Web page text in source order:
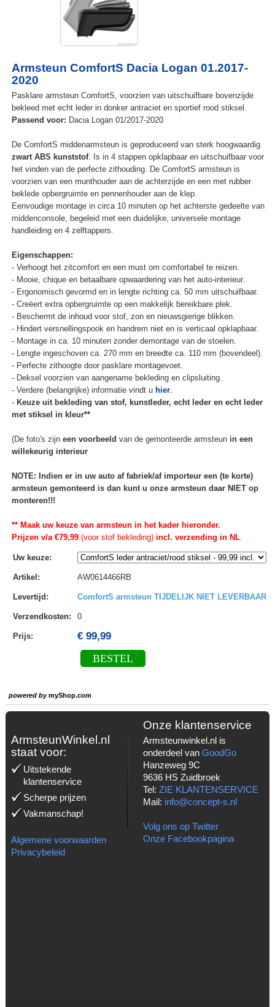
Armsteun ComfortS Dacia Logan 01.2017-
2020
Pasklare armsteun ComfortS, voorzien van uitschuifbare bovenzijde
bekleed met echt leder in donker antraciet en sportief rood stiksel.
Passend voor: Dacia Logan 01/2017-2020
De ComfortS middenarmsteun is geproduceerd van sterk hoogwaardig
zwart ABS kunststof. Is in 4 stappen opklapbaar en uitschuifbaar voor
het vinden van de perfecte zithouding. De ComfortS armsteun is
voorzien van een munthouder aan de achterzijde en een met rubber
beklede opbergruimte en pennenhouder aan de klep.
Eenvoudige montage in circa 10 minuten op het achterste gedeelte van
middenconsole, begeleid met een duidelijke, universele montage
handleiding en 4 zelftappers.
Eigenschappen:
- Verhoogt het zitcomfort en een must om comfortabel te reizen.
- Mooie, chique en betaalbare opwaardering van het auto-interieur.
- Ergonomisch gevormd en in lengte richting ca. 50 mm uitschuifbaar.
- Creëert extra opbergruimte op een makkelijk bereikbare plek.
- Beschermt de inhoud voor stof, zon en nieuwsgierige blikken.
- Hindert versnellingspook en handrem niet en is verticaal opklapbaar.
- Montage in ca. 10 minuten zonder demontage van de stoelen.
- Lengte ingeschoven ca. 270 mm en breedte ca. 110 mm (bovendeel).
- Perfecte zithoogte door pasklare montagevoet.
- Deksel voorzien van aangename bekleding en clipsluiting.
- Verdere (belangrijke) informatie vindt u hier.
- Keuze uit bekleding van stof, kunstleder, echt leder en echt leder
met stiksel in kleur**
(De foto's zijn een voorbeeld van de gemonteerde armsteun in een
willekeurig interieur
NOTE: Indien er in uw auto af fabriek/af importeur een (te korte)
armsteun gemonteerd is dan kunt u onze armsteun daar NIET op
monteren!!!
** Maak uw keuze van armsteun in het kader hieronder.
Prijzen v/a €79,99(voor stof bekleding)incl. verzending in NL.
Uw keuze:
Artikel : AW0614466RB
Levertijd : ComfortS armsteun TIJDELIJK NIET LEVERBAAR
Verzendkosten: 0
Prijs: € 99,99
BESTEL
powered bymyShop.com
ArmsteunWinkel.nl
staat voor:
Uitstekende
klantenservice
Scherpe prijzen
Vakmanschap!
Algemene voorwaarden
Privacybeleid
Onze klantenservice
Armsteunwinkel.nl is
onderdeel van GoodGo
Hanzeweg 9C
9636 HS Zuidbroek
Tel: ZIE KLANTENSERVICE
Mail: info@concept-s.nl
Volg ons op Twitter
Onze Facebookpagina